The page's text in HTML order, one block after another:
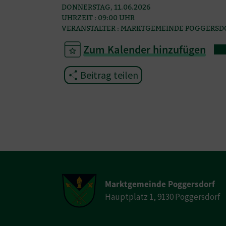
DONNERSTAG, 11.06.2026
UHRZEIT : 09:00 UHR
VERANSTALTER : MARKTGEMEINDE
Zum Kalender hinzufügen
Beitrag teilen
Marktgemeinde Poggersdorf
Hauptplatz 1, 9130 Poggersdorf